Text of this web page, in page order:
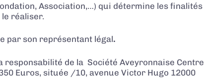
Association,…) qui détermine les finalités
le réaliser.
par son représentant légal.
responsabilité de la Société Aveyronnaise Centre
Euros,située /10, avenue Victor Hugo 12000